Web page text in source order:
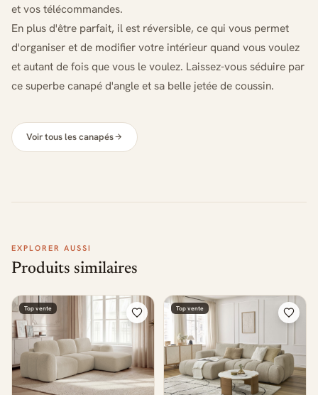
et vos télécommandes.
En plus d'être parfait, il est réversible, ce qui vous permet
d'organiser et de modifier votre intérieur quand vous voulez
et autant de fois que vous le voulez. Laissez-vous séduire par
ce superbe canapé d'angle et sa belle jetée de coussin.
Voir tous les canapés
EXPLORER AUSSI
Produits similaires
Top vente Top vente